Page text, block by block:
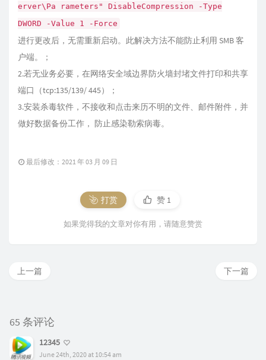
erver\Pa rameters" DisableCompression -Type
DWORD -Value 1 -Force
进行更改后，无需重新启动。此解决方法不能防止利用 SMB 客
户端。；
2.若无业务必要，在网络安全域边界防火墙封堵文件打印和共享
端口（tcp:135/139/ 445）；
3.安装杀毒软件，不接收和点击来历不明的文件、邮件附件，并
做好数据备份工作， 防止感染勒索病毒。
最后修改：2021 年 03 月 09 日
打赏 赞 1
如果觉得我的文章对你有用，请随意赞赏
下一篇
上一篇
65 条评论
12345
June 24th, 2020 at 10:54 am